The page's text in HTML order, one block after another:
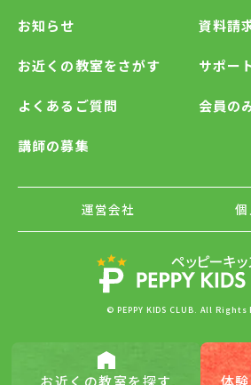
お知らせ
お近くの教室をさがす
よくあるご質問
講師の募集
資料請
サポー
会員の
運営会社
© PEPPY KIDS CLUB. All
お近くの教室を探す 体